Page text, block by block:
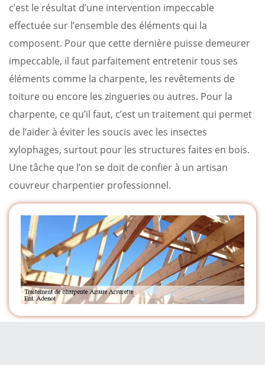
c’est le résultat d’une intervention impeccable
effectuée sur l’ensemble des éléments qui la
composent. Pour que cette dernière puisse demeurer
impeccable, il faut parfaitement entretenir tous ses
éléments comme la charpente, les revêtements de
toiture ou encore les zingueries ou autres. Pour la
charpente, ce qu’il faut, c’est un traitement qui permet
de l’aider à éviter les soucis avec les insectes
xylophages, surtout pour les structures faites en bois.
Une tâche que l’on se doit de confier à un artisan
couvreur charpentier professionnel.